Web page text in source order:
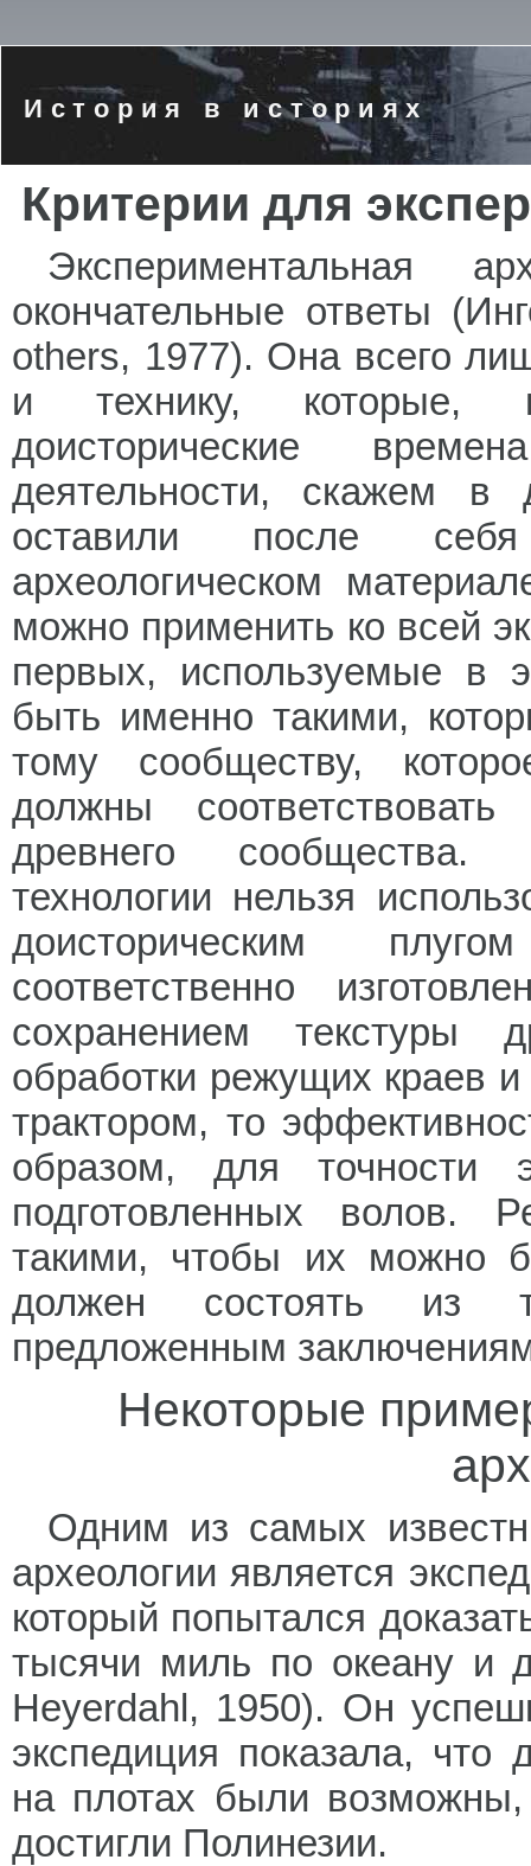
История в историях
Критерии для
Экспериментальная
окончательные ответы
others, 1977). Она всего
и технику, которые,
доисторические
деятельности, скажем в
оставили после
археологическом
можно применить ко всей
первых, используемые в
быть именно такими,
тому сообществу,
должны соответствовать
древнего
технологии нельзя
доисторическим
соответственно
сохранением
обработки режущих краев
трактором, то
образом, для точности
подготовленных волов.
такими, чтобы их можно
должен состоять из
предложенным
Некоторые
Одним из самых
археологии является
который попытался
тысячи миль по океану и
Heyerdahl, 1950). Он
экспедиция показала, что
на плотах были
достигли Полинезии.